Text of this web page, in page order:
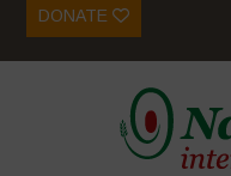
DONATE